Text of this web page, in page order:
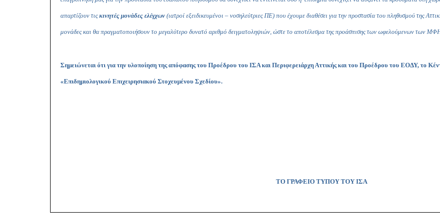
απαρτίζουν τιςκινητές μονάδες ελέγχων (ιατροί εξειδικευμένοι – νοσηλεύτριες ΠΕ) που έχουμε διαθέσει για την προστασία του πληθυσμού της
μονάδες και θα πραγματοποιήσουν το μεγαλύτερο δυνατό αριθμό δειγματοληψιών, ώστε το αποτέλεσμα της προάσπισης των ωφελούμενων των
Σημειώνεται ότι για την υλοποίηση της απόφασης του Προέδρου του ΙΣΑ και Περιφερειάρχη Αττικής και του Προέδρου του ΕΟΔΥ, το
«Επιδημιολογικού Επιχειρησιακού Στοχευμένου Σχεδίου».
ΤΟ ΓΡΑΦΕΙΟ ΤΥΠΟΥ ΤΟΥ ΙΣΑ